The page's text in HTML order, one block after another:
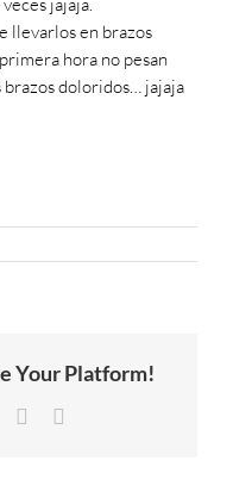
llevarlos en brazos
hora no pesan
brazos doloridos… jajaja
Your Platform!
TumblrPinterest